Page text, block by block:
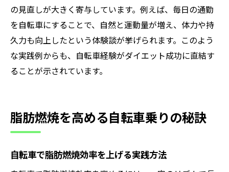
の見直しが大きく寄与しています。例えば、毎日の通勤
を自転車にすることで、自然と運動量が増え、体力や持
久力も向上したという体験談が挙げられます。このよう
な実践例からも、自転車経験がダイエット成功に直結す
ることが示されています。
脂肪燃焼を高める自転車乗りの秘訣
自転車で脂肪燃焼効率を上げる実践方法